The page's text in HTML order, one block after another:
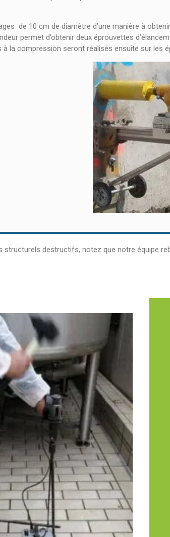
de 10 cm de diamètre d’une manière à
permet d’obtenir deux éprouvettes
la compression seront réalisés ensuite sur les
structurels destructifs, notez que notre équipe